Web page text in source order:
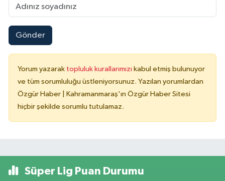
Gönder
Yorum yazarak topluluk kurallarımızı kabul etmiş bulunuyor
ve tüm sorumluluğu üstleniyorsunuz. Yazılan yorumlardan
Özgür Haber | Kahramanmaraş'ın Özgür Haber Sitesi
hiçbir şekilde sorumlu tutulamaz.
Süper Lig Puan Durumu